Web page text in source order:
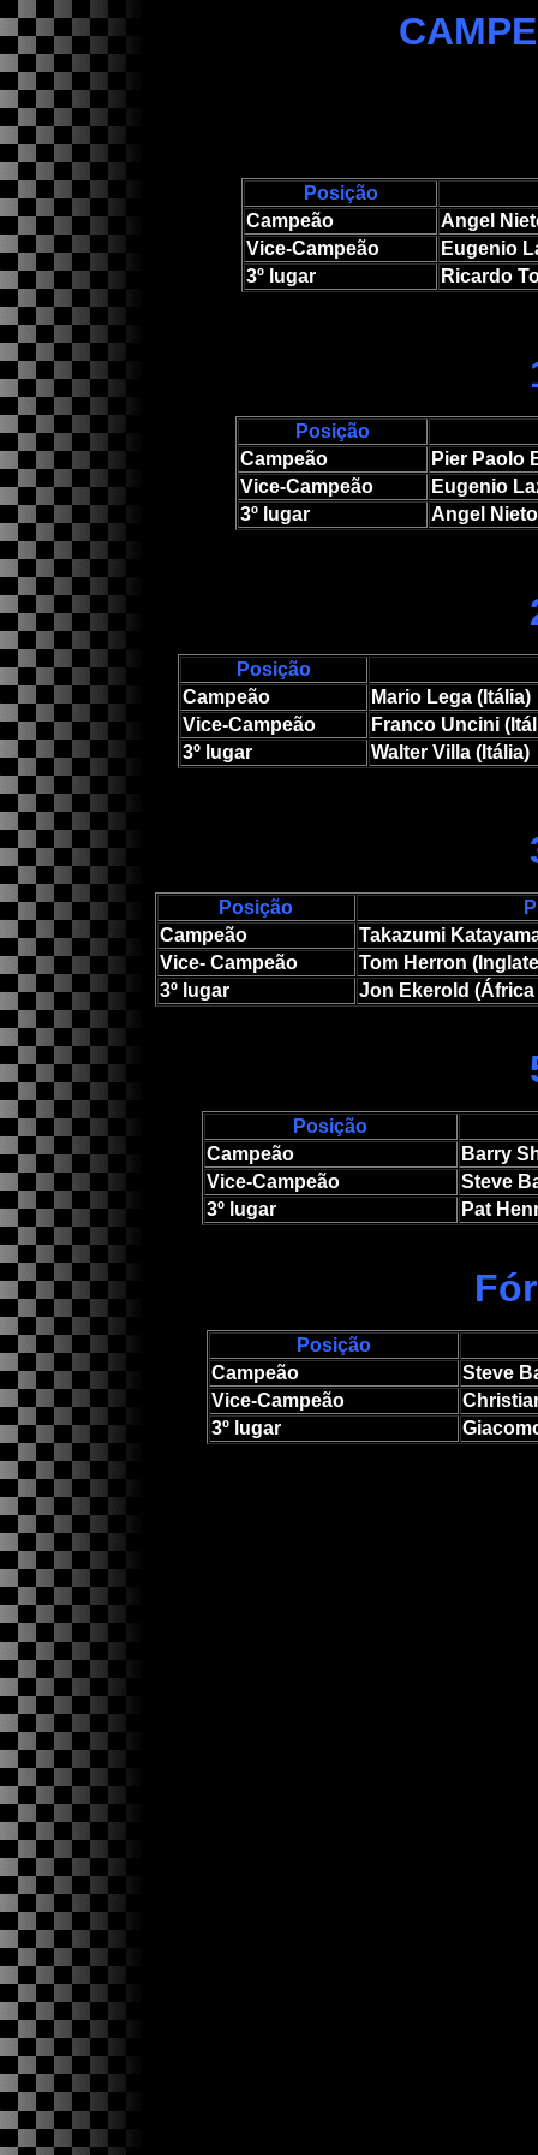
Posição
Campeão
Angel
Vice-Campeão
Eugenio
3º lugar
Ricardo
Posição
Campeão
Pier Paolo
Vice-Campeão
Eugenio
3º lugar
Angel
Posição
Campeão
Mario Lega
Vice-Campeão
Franco Uncini
3º lugar
Walter Villa (Itália)
Posição
Campeão
Takazumi
Vice- Campeão
Tom Herron
3º lugar
Jon Ekerold (África
Posição
Campeão
Barry
Vice-Campeão
Steve
3º lugar
Pat
Posição
Campeão
Steve
Vice-Campeão
3º lugar